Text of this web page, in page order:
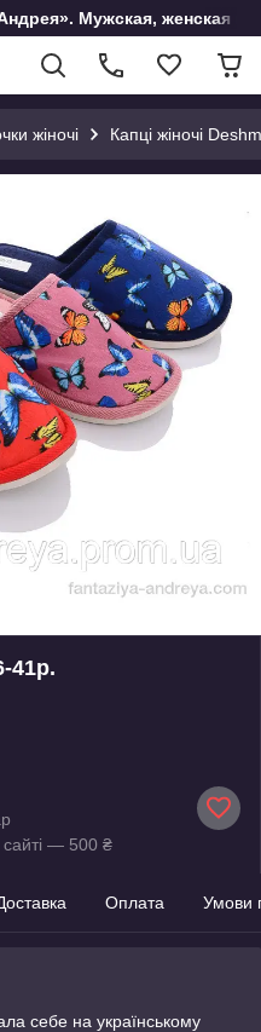
Мужская, женская и
жіночі Капці жіночі
41р.
— 500 ₴
Оплата Умови
себе на українському